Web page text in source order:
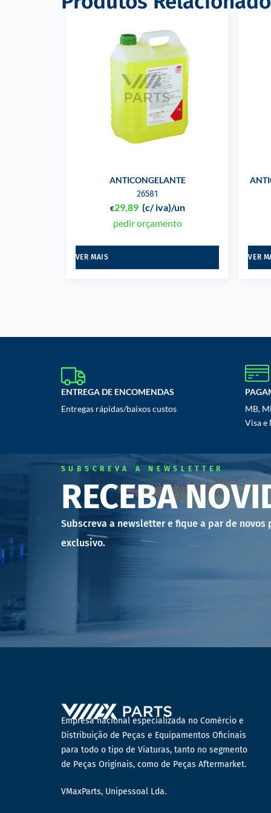
ANTICONGELANTE
26581
€29,89 (c/ iva)/un
pedir orçamento
VER MAIS VER
ENTREGA DE ENCOMENDAS
Entregas rápidas/baixos custos
MB,
Visa e
SUBSCREVA A NEWSLETTER
RECEBA
Subscreva a newsletter e fique a par de
exclusivo.
Empresa nacional especializada no Comércio e
Distribuição de Peças e Equipamentos Oficinais
para todo o tipo de Viaturas, tanto no segmento
de Peças Originais, como de Peças Aftermarket.
VMaxParts, Unipessoal Lda.